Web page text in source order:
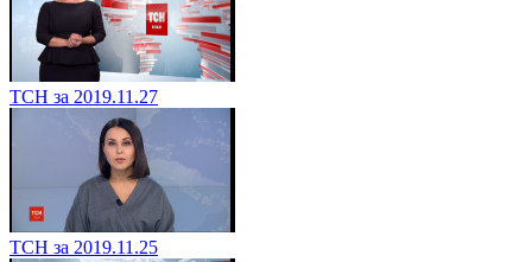
ТСН за 2019.11.27
ТСН за 2019.11.25